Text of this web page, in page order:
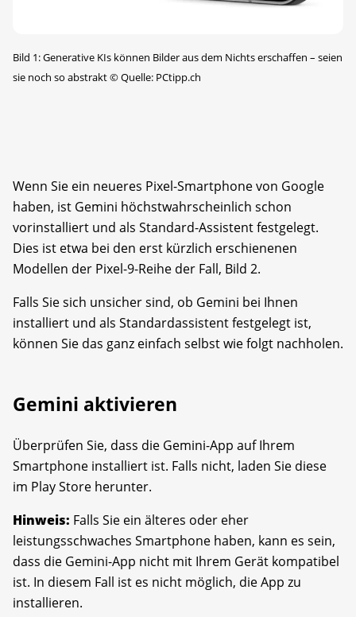
Bild 1: Generative KIs können Bilder aus dem Nichts erschaffen – seien
sie noch so abstrakt©Quelle: PCtipp.ch
Wenn Sie ein neueres Pixel-Smartphone von Google
haben, ist Gemini höchstwahrscheinlich schon
vorinstalliert und als Standard-Assistent festgelegt.
Dies ist etwa bei den erst kürzlich erschienenen
Modellen der Pixel-9-Reihe der Fall, Bild 2.
Falls Sie sich unsicher sind, ob Gemini bei Ihnen
installiert und als Standardassistent festgelegt ist,
können Sie das ganz einfach selbst wie folgt nachholen.
Gemini aktivieren
Überprüfen Sie, dass die Gemini-App auf Ihrem
Smartphone installiert ist. Falls nicht, laden Sie diese
im Play Store herunter.
Hinweis: Falls Sie ein älteres oder eher
leistungsschwaches Smartphone haben, kann es sein,
dass die Gemini-App nicht mit Ihrem Gerät kompatibel
ist. In diesem Fall ist es nicht möglich, die App zu
installieren.